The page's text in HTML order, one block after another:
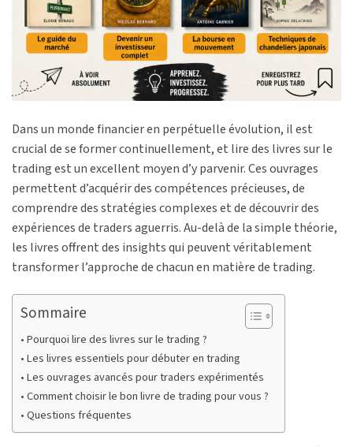
Dans un monde financier en perpétuelle évolution, il est
crucial de se former continuellement, et lire des livres sur le
trading est un excellent moyen d’y parvenir. Ces ouvrages
permettent d’acquérir des compétences précieuses, de
comprendre des stratégies complexes et de découvrir des
expériences de traders aguerris. Au-delà de la simple théorie,
les livres offrent des insights qui peuvent véritablement
transformer l’approche de chacun en matière de trading.
Sommaire
Pourquoi lire des livres sur le trading ?
Les livres essentiels pour débuter en trading
Les ouvrages avancés pour traders expérimentés
Comment choisir le bon livre de trading pour vous ?
Questions fréquentes